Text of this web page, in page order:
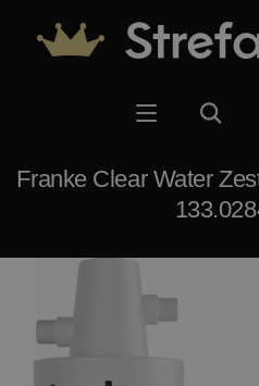
Franke Clear Water